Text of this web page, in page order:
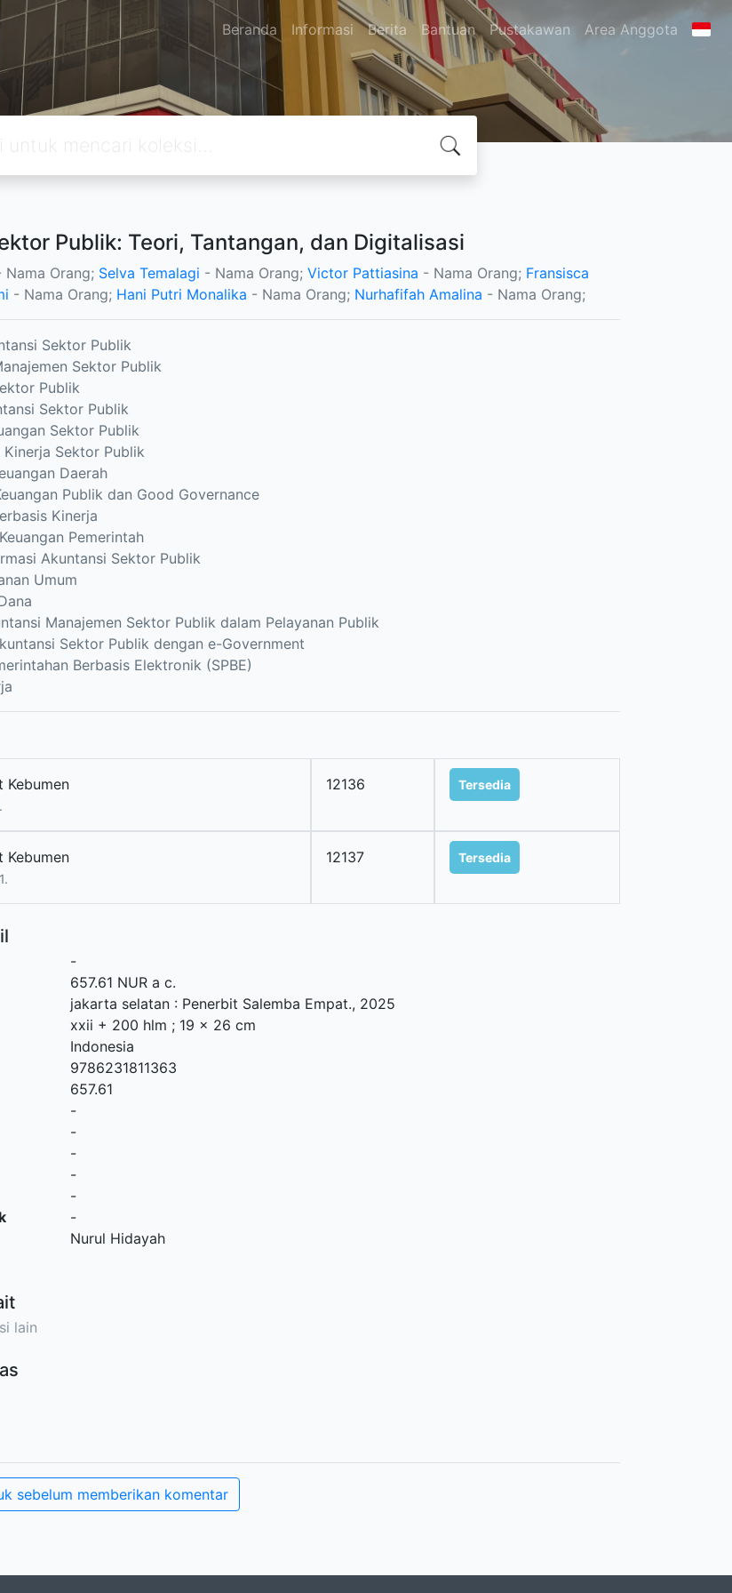
Beranda Informasi Berita Bantuan Pustakawan Area Anggota
Publik: Teori, Tantangan, dan Digitalisasi
Nama Orang; Selva Temalagi - Nama Orang; Victor Pattiasina - Nama Orang; Fransisca
- Nama Orang; Hani Putri Monalika - Nama Orang; Nurhafifah Amalina - Nama Orang;
Sektor Publik
Sektor Publik
Publik
Sektor Publik
Sektor Publik
Sektor Publik
Daerah
Publik dan Good Governance
Kinerja
Pemerintah
Akuntansi Sektor Publik
Umum
Manajemen Sektor Publik dalam Pelayanan Publik
Sektor Publik dengan e-Government
Berbasis Elektronik (SPBE)
Kebumen 12136 Tersedia
Kebumen 12137 Tersedia
-
657.61 NUR a c.
jakarta selatan: Penerbit Salemba Empat., 2025
xxii + 200 hlm ; 19 x 26 cm
Indonesia
9786231811363
657.61
-
-
-
-
-
-
Nurul Hidayah
lain
sebelum memberikan komentar